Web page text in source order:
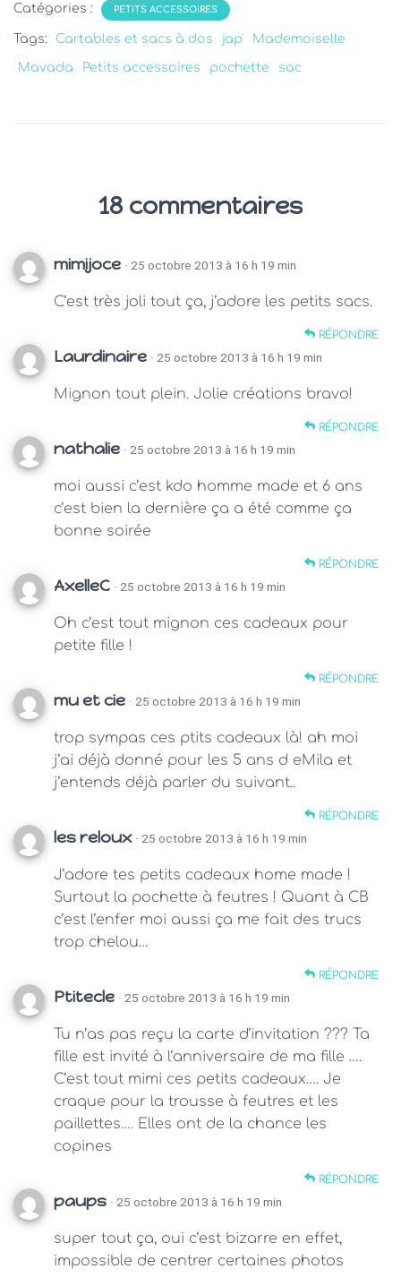
Catégories : PETITS ACCESSOIRES
Tags: Cartables et sacs à dos jap' Mademoiselle
Mavada Petits accessoires pochette sac
18 commentaires
mimijoce · 25 octobre 2013 à 16 h 19 min
C’est très joli tout ça, j’adore les petits sacs.
RÉPONDRE
Laurdinaire · 25 octobre 2013 à 16 h 19 min
Mignon tout plein. Jolie créations bravo!
RÉPONDRE
nathalie · 25 octobre 2013 à 16 h 19 min
moi aussi c’est kdo homme made et 6 ans
c’est bien la dernière ça a été comme ça
bonne soirée
RÉPONDRE
AxelleC · 25 octobre 2013 à 16 h 19 min
Oh c’est tout mignon ces cadeaux pour
petite fille !
RÉPONDRE
mu et cie · 25 octobre 2013 à 16 h 19 min
trop sympas ces ptits cadeaux là! ah moi
j’ai déjà donné pour les 5 ans d eMila et
j’entends déjà parler du suivant..
RÉPONDRE
les reloux · 25 octobre 2013 à 16 h 19 min
J’adore tes petits cadeaux home made !
Surtout la pochette à feutres ! Quant à CB
c’est l’enfer moi aussi ça me fait des trucs
trop chelou…
RÉPONDRE
Ptitecle · 25 octobre 2013 à 16 h 19 min
Tu n’as pas reçu la carte d’invitation ??? Ta
fille est invité à l’anniversaire de ma fille ….
C’est tout mimi ces petits cadeaux…. Je
craque pour la trousse à feutres et les
paillettes…. Elles ont de la chance les
copines
RÉPONDRE
paups · 25 octobre 2013 à 16 h 19 min
super tout ça, oui c’est bizarre en effet,
impossible de centrer certaines photos